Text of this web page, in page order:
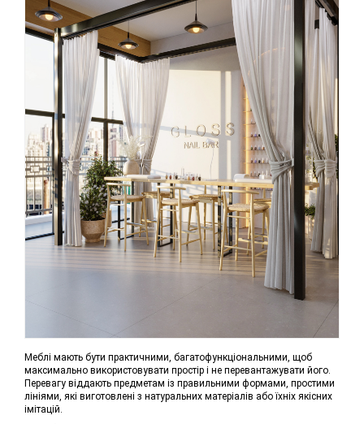
Меблі мають бути практичними, багатофункціональними, щоб
максимально використовувати простір і не перевантажувати його.
Перевагу віддають предметам із правильними формами, простими
лініями, які виготовлені з натуральних матеріалів або їхніх якісних
імітацій.